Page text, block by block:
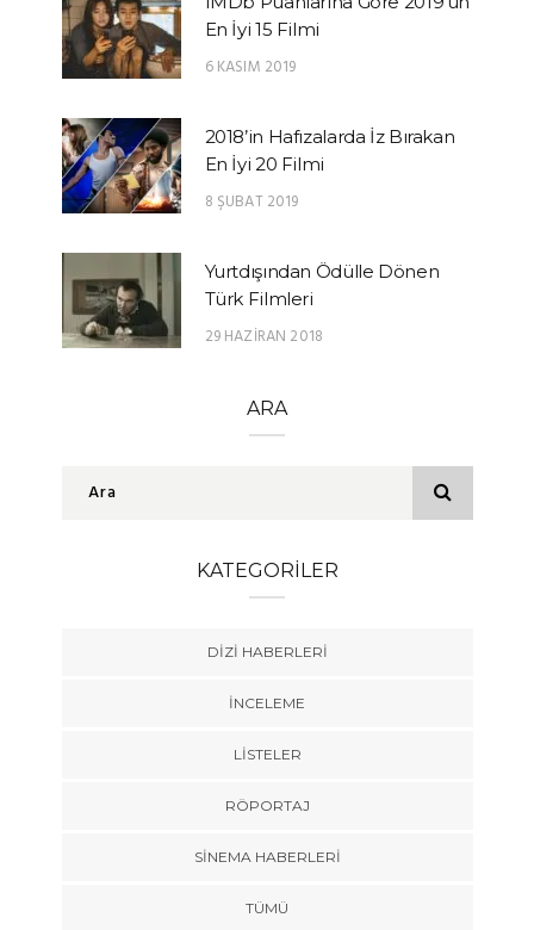
En İyi 15 Filmi
6 KASIM 2019
2018’in Hafızalarda İz Bırakan
En İyi 20 Filmi
8 ŞUBAT 2019
Yurtdışından Ödülle Dönen
Türk Filmleri
29 HAZIRAN 2018
ARA
KATEGORILER
DIZI HABERLERI
İNCELEME
LISTELER
RÖPORTAJ
SINEMA HABERLERI
TÜMÜ